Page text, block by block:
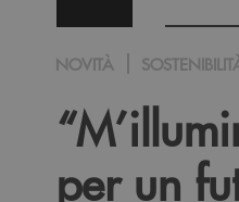
NOVITÀ
per un